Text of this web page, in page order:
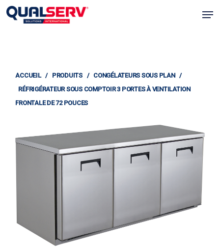
Skip
to
ACCUEIL / PRODUITS / CONGÉLATEURS SOUS PLAN /
RÉFRIGÉRATEUR SOUS COMPTOIR 3 PORTES À VENTILATION
FRONTALE DE 72 POUCES